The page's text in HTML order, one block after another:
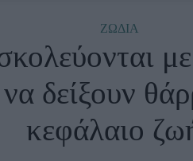
Συνεντεύξεις
ΖΩΔΙΑ
δείξουν
κεφάλαιο